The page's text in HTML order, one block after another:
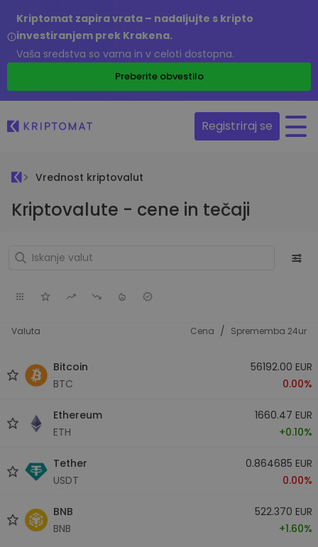
Kriptomat zapira vrata – nadaljujte s kripto
investiranjem prek Krakena.
Vaša sredstva so varna in v celoti dostopna.
Preberite obvestilo
Registriraj se
Vrednost kriptovalut
Kriptovalute - cene in tečaji
Valuta Cena / Sprememba 24ur
Bitcoin
BTC
56192.00 EUR
0.00%
Ethereum
ETH
1660.47 EUR
+0.10%
Tether
USDT
0.864685 EUR
0.00%
BNB
BNB
522.370 EUR
+1.60%